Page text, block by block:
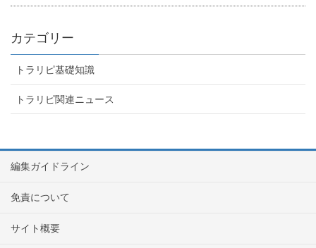
カテゴリー
トラリピ基礎知識
トラリピ関連ニュース
編集ガイドライン
免責について
サイト概要